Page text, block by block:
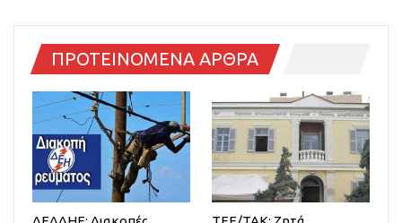
ΠΡΟΤΕΙΝΟΜΕΝΑ ΑΡΘΡΑ